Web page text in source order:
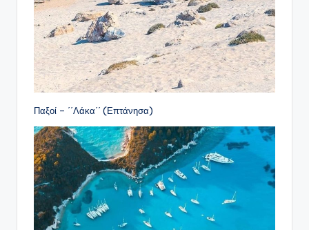
Παξοί – ΄΄Λάκα΄΄ (Επτάνησα)